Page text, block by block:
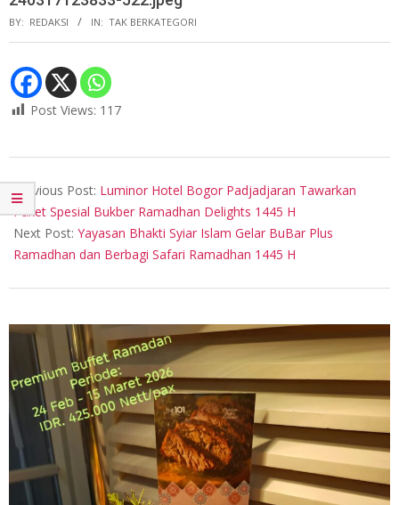
BY: REDAKSI IN: TAK BERKATEGORI
Post Views: 117
03-
17
Previous Post: Luminor Hotel Bogor Padjadjaran Tawarkan
Paket Spesial Bukber Ramadhan Delights 1445 H
Next Post: Yayasan Bhakti Syiar Islam Gelar BuBar Plus
Ramadhan dan Berbagi Safari Ramadhan 1445 H